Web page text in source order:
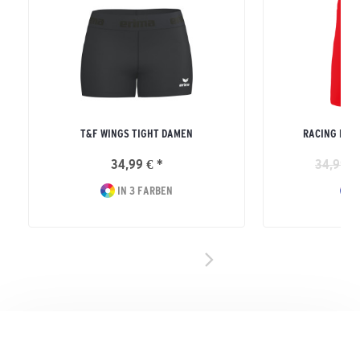
T&F WINGS TIGHT DAMEN
34,99 € *
IN 3 FARBEN
RACING LA
34,99